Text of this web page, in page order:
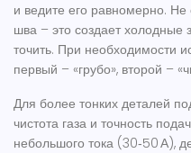
и ведите его равномерно. Не
шва – это создает холодные
точить. При необходимости
первый – «грубо», второй –
Для более тонких деталей
чистота газа и точность
небольшого тока (30‑50 А),